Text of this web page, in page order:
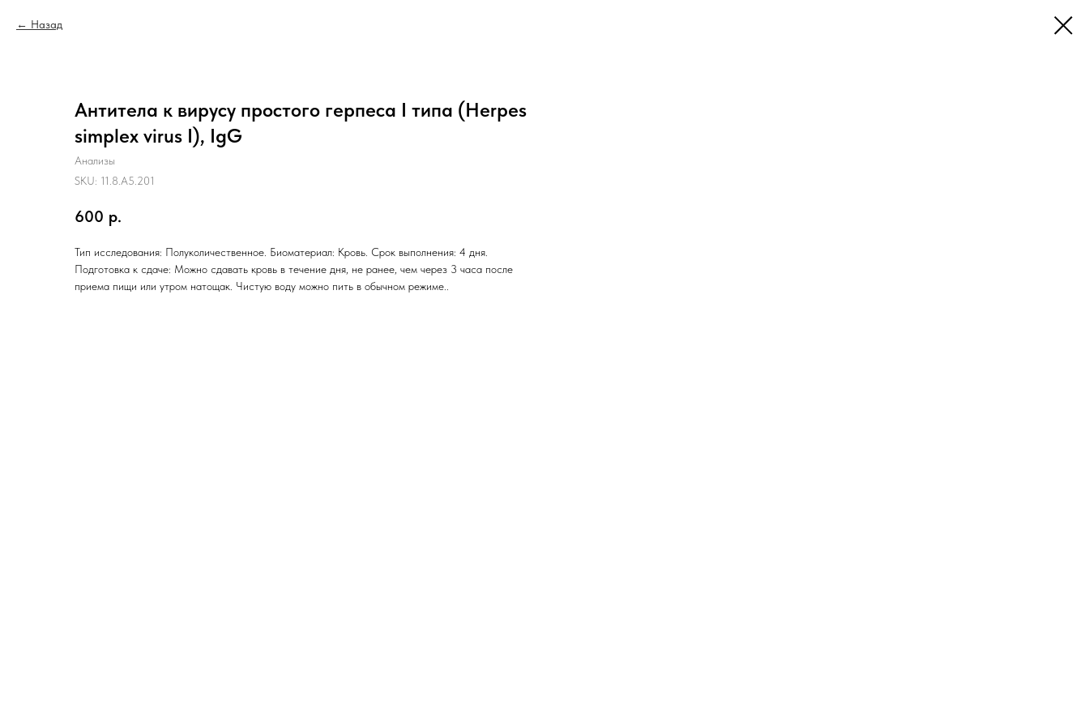
Назад
Антитела к вирусу простого герпеса I типа (Herpes
simplex virus I), IgG
Анализы
SKU: 11.8.A5.201
600 р.
Тип исследования: Полуколичественное. Биоматериал: Кровь. Срок выполнения: 4 дня.
Подготовка к сдаче: Можно сдавать кровь в течение дня, не ранее, чем через 3 часа после
приема пищи или утром натощак. Чистую воду можно пить в обычном режиме..